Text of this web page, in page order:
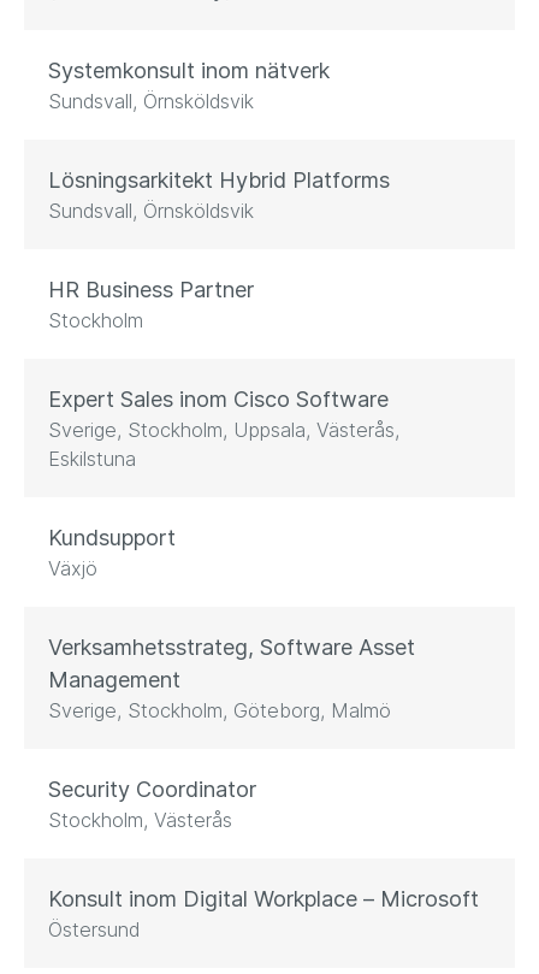
Systemkonsult inom nätverk
Sundsvall, Örnsköldsvik
Lösningsarkitekt Hybrid Platforms
Sundsvall, Örnsköldsvik
HR Business Partner
Stockholm
Expert Sales inom Cisco Software
Sverige, Stockholm, Uppsala, Västerås,
Eskilstuna
Kundsupport
Växjö
Verksamhetsstrateg, Software Asset
Management
Sverige, Stockholm, Göteborg, Malmö
Security Coordinator
Stockholm, Västerås
Konsult inom Digital Workplace – Microsoft
Östersund